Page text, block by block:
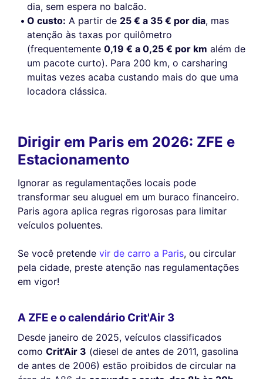
dia, sem espera no balcão.
O custo: A partir de 25 € a 35 € por dia, mas
atenção às taxas por quilômetro
(frequentemente 0,19 € a 0,25 € por km além de
um pacote curto). Para 200 km, o carsharing
muitas vezes acaba custando mais do que uma
locadora clássica.
Dirigir em Paris em 2026: ZFE e
Estacionamento
Ignorar as regulamentações locais pode
transformar seu aluguel em um buraco financeiro.
Paris agora aplica regras rigorosas para limitar
veículos poluentes.
Se você pretende vir de carro a Paris, ou circular
pela cidade, preste atenção nas regulamentações
em vigor!
A ZFE e o calendário Crit'Air 3
Desde janeiro de 2025, veículos classificados
como Crit'Air 3 (diesel de antes de 2011, gasolina
de antes de 2006) estão proibidos de circular na